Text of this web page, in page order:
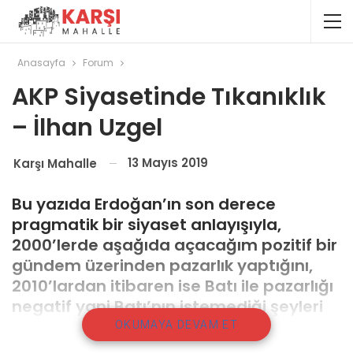
Anasayfa Forum
AKP Siyasetinde Tıkanıklık
– İlhan Uzgel
Karşı Mahalle 13 Mayıs 2019
Bu yazıda Erdoğan’ın son derece
pragmatik bir siyaset anlayışıyla,
2000’lerde aşağıda açacağım pozitif bir
gündem üzerinden pazarlık yaptığını,
2010’lardan itibaren ise Batı ile pazarlığı
negatif yani Batı’nın istemediği şeyleri
yapmama üzerinden yürüttüğünü ama
bu siyasetin artık tıkanmaya başladığını
OKUMAYA DEVAM ET